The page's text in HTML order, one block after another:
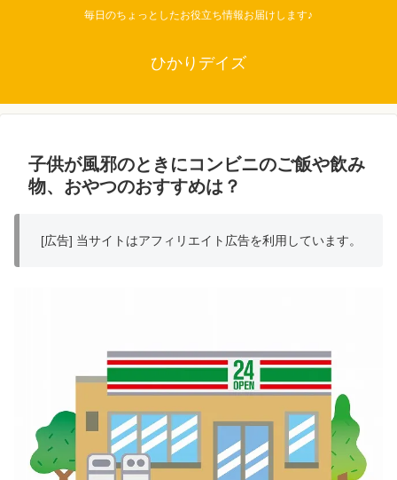
毎日のちょっとしたお役立ち情報お届けします♪
ひかりデイズ
子供が風邪のときにコンビニのご飯や飲み
物、おやつのおすすめは？
[広告] 当サイトはアフィリエイト広告を利用しています。